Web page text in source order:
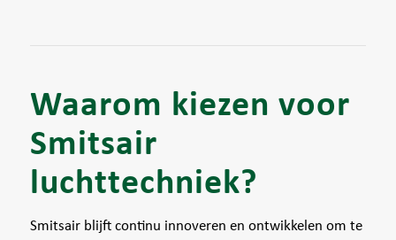
Waarom kiezen voor
Smitsair
luchttechniek?
Smitsair blijft continu innoveren en ontwikkelen om te